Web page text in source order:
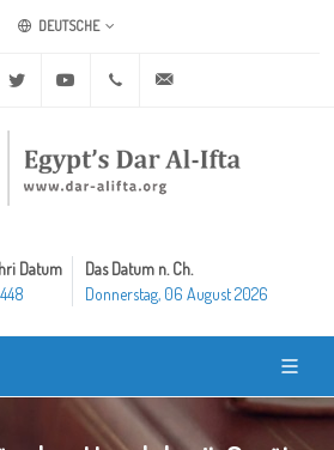
DEUTSCHE
Facebook Twitter Youtube +20 2 25970400
Datum
Das Datum n. Ch.
Donnerstag, 06 August 2026